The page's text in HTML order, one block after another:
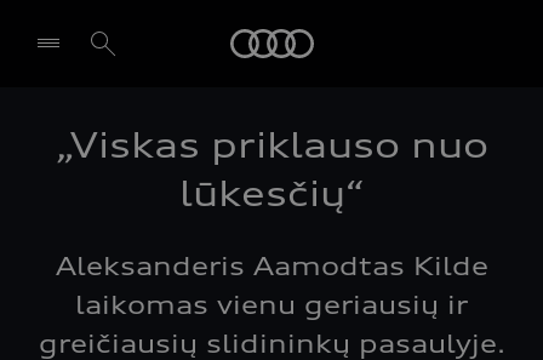
Pasirinkti atstovybę
„Viskas priklauso nuo
lūkesčių“
Aleksanderis Aamodtas Kilde
laikomas vienu geriausių ir
greičiausių slidininkų pasaulyje.